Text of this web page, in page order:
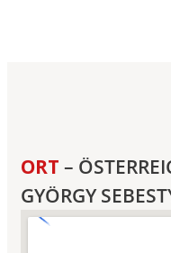
ORT –
GYÖRGY